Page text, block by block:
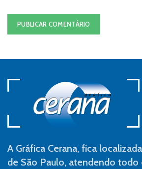
A Gráfica Cerana, fica
de São Paulo, atendendo todo